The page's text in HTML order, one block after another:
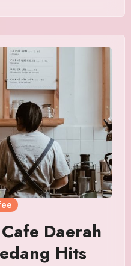
Daerah
Hits